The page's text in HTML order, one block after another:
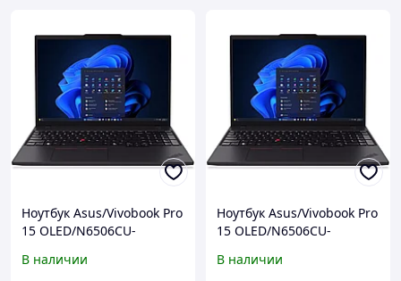
Ноутбук Asus/Vivobook Pro
15 OLED/N6506CU-
7/255H/2 GHz/24 Gb/PCIe
В наличии
Ноутбук Asus/Vivobook Pro
15 OLED/N6506CU-
7/255H/2 GHz/24 Gb/PCIe
В наличии